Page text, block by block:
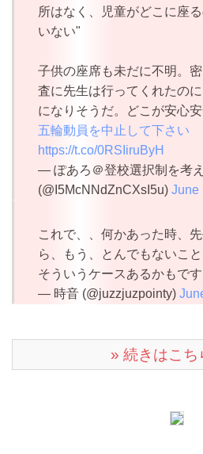
所はなく、児童がどこに座
いない"
子供の座席も未だに不明。
査に先生は行ってくれたの
になりそうだ。どこが安心安
五輪動員を中止して下さい
https://t.co/0RSIiruByH
— ぽあろ＠登校選択制を考
(@I5McNNdZnCXsI5u) June
これで、、何かあった時、
ら、もう、とんでもないこと
そういうケースあるかもです
— 時音 (@juzzjuzpointy)
» 続きはこち